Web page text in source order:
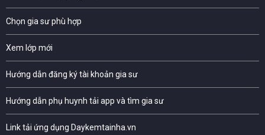
Chọn gia sư phù hợp
Xem lớp mới
Hướng dẫn đăng ký tài khoản gia sư
Hướng dẫn phụ huynh tải app và tìm gia sư
Link tải ứng dụng Daykemtainha.vn